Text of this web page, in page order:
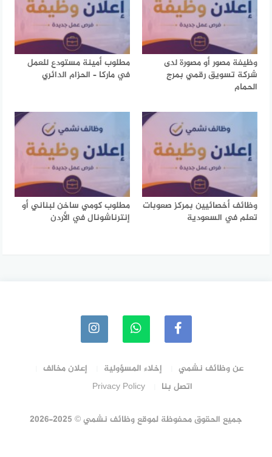
وظيفة مصور أو مصورة لدى
شركة تسويق رقمي بمرج
الحمام
مطلوب أمينة مستودع للعمل
في ماركا – الحزام الدائري
وظائف أخصائيين بمركز صعوبات
تعلم في السعودية
مطلوب كومي ساخن لبناني أو
إنترناشونال في الأردن
عن وظائف نشمي إخلاء المسؤولية
إعلان مخالف
اتصل بنا
Privacy Policy
جميع الحقوق محفوظة لموقع وظائف نشمي © 2025-2026